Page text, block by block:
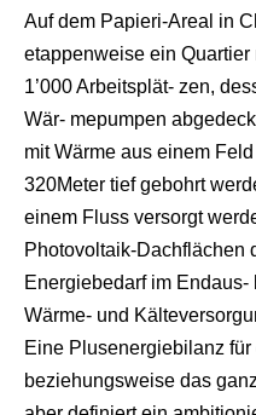
Auf dem Papieri-Areal in
etappenweise ein
1’000 Arbeitsplät- zen,
Wär- mepumpen
mit Wärme aus einem
320Meter tief gebohrt
einem Fluss versorgt
Photovoltaik-Dachflächen
Energiebedarf im
Wärme- und
Eine Plusenergiebilanz
beziehungsweise das